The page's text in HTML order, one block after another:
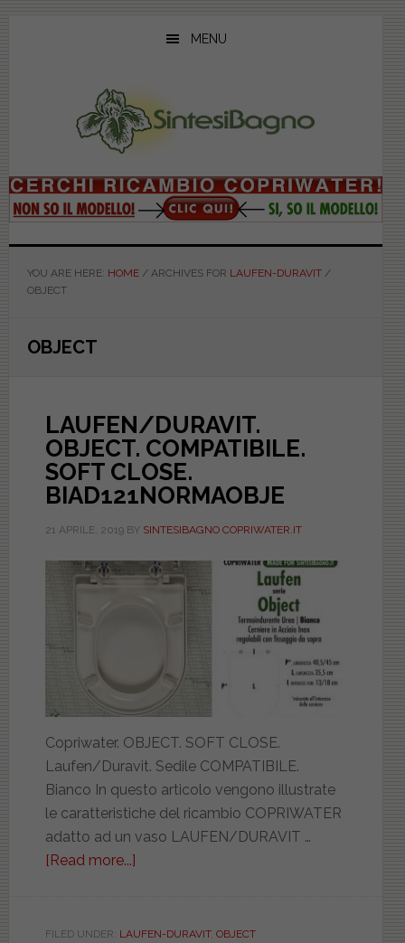
MENU
YOU ARE HERE: HOME /ARCHIVES FOR LAUFEN-DURAVIT /
OBJECT
OBJECT
LAUFEN/DURAVIT.
OBJECT. COMPATIBILE.
SOFT CLOSE.
BIAD121NORMAOBJE
21 APRILE, 2019BY SINTESIBAGNO COPRIWATER.IT
Copriwater. OBJECT. SOFT CLOSE.
Laufen/Duravit. Sedile COMPATIBILE.
Bianco In questo articolo vengono illustrate
le caratteristiche del ricambio COPRIWATER
adatto ad un vaso LAUFEN/DURAVIT …
[Read more...]
COMPATIBILE.
FILED UNDER: LAUFEN-DURAVIT, OBJECT